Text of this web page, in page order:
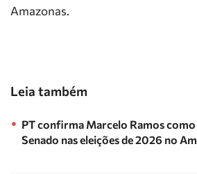
Amazonas.
Leia também
PT confirma Marcelo Ramos
Senado nas eleições de 2026 no